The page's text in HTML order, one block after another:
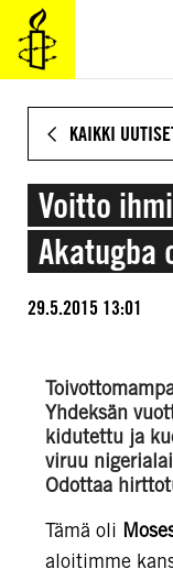
SIIRRY
VARSINAISEEN
SISÄLTÖÖN
KAIKKI
Voitto
Akatugba
29.5.2015 13:01
Yhdeksän
kidutettu ja
viruu
Odottaa
Tämä oli
aloitimme